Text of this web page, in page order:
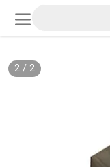
2
/
2